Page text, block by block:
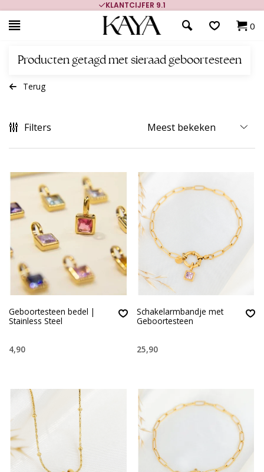
KLANTCIJFER 9.1
0
Producten getagd met sieraad geboortesteen
Terug
Filters
Geboortesteen bedel |
Stainless Steel
4,90
Schakelarmbandje met
Geboortesteen
25,90